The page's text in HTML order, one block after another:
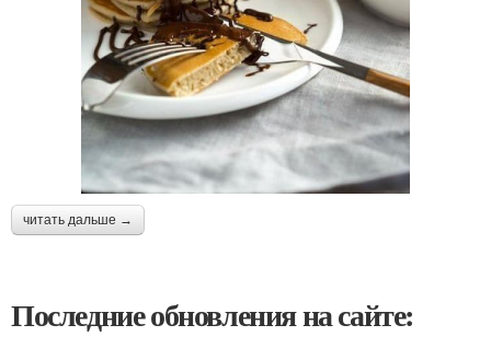
читать дальше →
Последние обновления на сайте: